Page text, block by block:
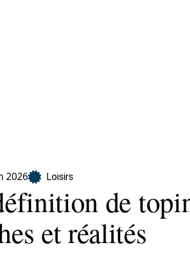
2026 Loisirs
de
et réalités